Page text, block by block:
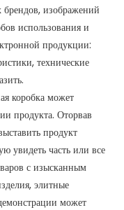
брендов, изображений
использования и
продукции:
технические
коробка может
продукта. Оторвав
продукт
увидеть часть или все
с изысканным
элитные
может